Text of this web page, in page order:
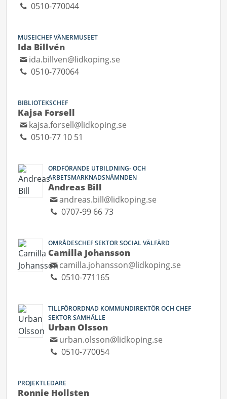
0510-770044
MUSEICHEF VÄNERMUSEET
Ida Billvén
ida.billven@lidkoping.se
0510-770064
BIBLIOTEKSCHEF
Kajsa Forsell
kajsa.forsell@lidkoping.se
0510-77 10 51
ORDFÖRANDE UTBILDNING- OCH
ARBETSMARKNADSNÄMNDEN
Andreas Bill
andreas.bill@lidkoping.se
0707-99 66 73
OMRÅDESCHEF SEKTOR SOCIAL VÄLFÄRD
Camilla Johansson
camilla.johansson@lidkoping.se
0510-771165
TILLFÖRORDNAD KOMMUNDIREKTÖR OCH CHEF
SEKTOR SAMHÄLLE
Urban Olsson
urban.olsson@lidkoping.se
0510-770054
PROJEKTLEDARE
Ronnie Hollsten